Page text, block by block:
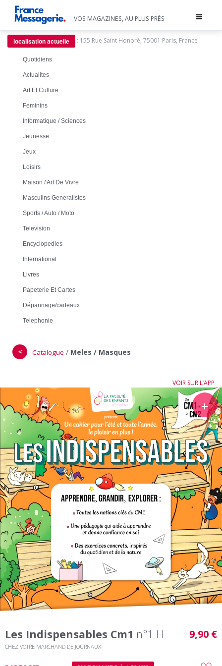
Toggle
VOS MAGAZINES, AU PLUS PRÈS
localisation actuelle : 155 Rue Saint Honoré, 75001 Paris, France
Quotidiens
Actualites
Art Et Culture
Feminins
Informatique / Sciences
Jeunesse
Jeux
Loisirs
Maison / Art De Vivre
Masculins Generalistes
Sports / Auto / Moto
Television
Encyclopedies
International
Livres
Papeterie Et Cartes
Dépannage/cadeaux
Telephonie
＜ Catalogue / Meles / Masques
VOIR SUR L’APP
＋
Les Indispensables Cm1 n°1 H
CHEZ VOTRE MARCHAND DE JOURNAUX
9,90 €